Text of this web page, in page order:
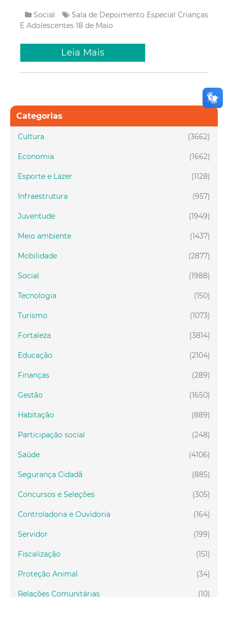
Social Sala de Depoimento Especial Crianças
E Adolescentes 18 de Maio
Leia Mais
Categorias
(3662)
Cultura
(1662)
Economia
(1128)
Esporte e Lazer
(957)
Infraestrutura
(1949)
Juventude
(1437)
Meio ambiente
(2877)
Mobilidade
(1988)
Social
(150)
Tecnologia
(1073)
Turismo
(3814)
Fortaleza
(2104)
Educação
(289)
Finanças
(1650)
Gestão
(889)
Habitação
(248)
Participação social
(4106)
Saúde
(885)
Segurança Cidadã
(305)
Concursos e Seleções
(164)
Controladoria e Ouvidoria
(199)
Servidor
(151)
Fiscalização
(34)
Proteção Animal
(10)
Relações Comunitárias